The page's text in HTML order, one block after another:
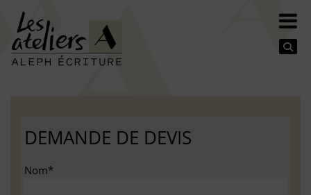
DEMANDE DE DEVIS
Nom*